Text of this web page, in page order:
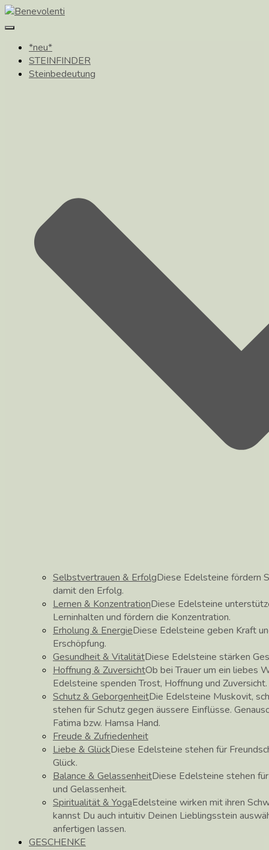
Toggle
*neu*
STEINFINDER
Steinbedeutung
Selbstvertrauen & ErfolgDiese Edelsteine fördern
damit den Erfolg.
Lernen & KonzentrationDiese Edelsteine
Lerninhalten und fördern die Konzentration.
Erholung & EnergieDiese Edelsteine geben Kraft
Erschöpfung.
Gesundheit & VitalitätDiese Edelsteine stärken
Hoffnung & ZuversichtOb bei Trauer um ein liebes
Edelsteine spenden Trost, Hoffnung und Zuversicht.
Schutz & GeborgenheitDie Edelsteine Muskovit,
stehen für Schutz gegen äussere Einflüsse.
Fatima bzw. Hamsa Hand.
Freude & Zufriedenheit
Liebe & GlückDiese Edelsteine stehen für
Glück.
Balance & GelassenheitDiese Edelsteine stehen
und Gelassenheit.
Spiritualität & YogaEdelsteine wirken mit ihren
kannst Du auch intuitiv Deinen Lieblingsstein
anfertigen lassen.
GESCHENKE